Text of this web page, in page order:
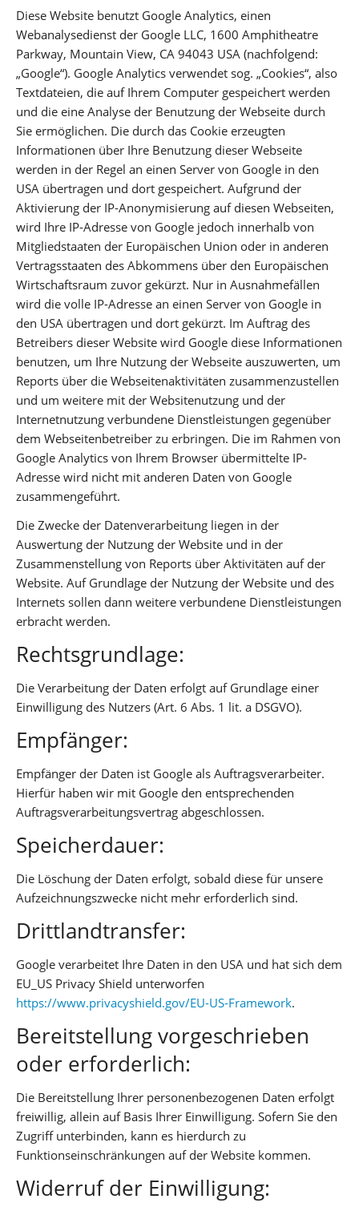
Diese Website benutzt Google Analytics, einen
Webanalysedienst der Google LLC, 1600 Amphitheatre
Parkway, Mountain View, CA 94043 USA (nachfolgend:
„Google“). Google Analytics verwendet sog. „Cookies“, also
Textdateien, die auf Ihrem Computer gespeichert werden
und die eine Analyse der Benutzung der Webseite durch
Sie ermöglichen. Die durch das Cookie erzeugten
Informationen über Ihre Benutzung dieser Webseite
werden in der Regel an einen Server von Google in den
USA übertragen und dort gespeichert. Aufgrund der
Aktivierung der IP-Anonymisierung auf diesen Webseiten,
wird Ihre IP-Adresse von Google jedoch innerhalb von
Mitgliedstaaten der Europäischen Union oder in anderen
Vertragsstaaten des Abkommens über den Europäischen
Wirtschaftsraum zuvor gekürzt. Nur in Ausnahmefällen
wird die volle IP-Adresse an einen Server von Google in
den USA übertragen und dort gekürzt. Im Auftrag des
Betreibers dieser Website wird Google diese Informationen
benutzen, um Ihre Nutzung der Webseite auszuwerten, um
Reports über die Webseitenaktivitäten zusammenzustellen
und um weitere mit der Websitenutzung und der
Internetnutzung verbundene Dienstleistungen gegenüber
dem Webseitenbetreiber zu erbringen. Die im Rahmen von
Google Analytics von Ihrem Browser übermittelte IP-
Adresse wird nicht mit anderen Daten von Google
zusammengeführt.
Die Zwecke der Datenverarbeitung liegen in der
Auswertung der Nutzung der Website und in der
Zusammenstellung von Reports über Aktivitäten auf der
Website. Auf Grundlage der Nutzung der Website und des
Internets sollen dann weitere verbundene Dienstleistungen
erbracht werden.
Rechtsgrundlage:
Die Verarbeitung der Daten erfolgt auf Grundlage einer
Einwilligung des Nutzers (Art. 6 Abs. 1 lit. a DSGVO).
Empfänger:
Empfänger der Daten ist Google als Auftragsverarbeiter.
Hierfür haben wir mit Google den entsprechenden
Auftragsverarbeitungsvertrag abgeschlossen.
Speicherdauer:
Die Löschung der Daten erfolgt, sobald diese für unsere
Aufzeichnungszwecke nicht mehr erforderlich sind.
Drittlandtransfer:
Google verarbeitet Ihre Daten in den USA und hat sich dem
EU_US Privacy Shield unterworfen
https://www.privacyshield.gov/EU-US-Framework.
Bereitstellung vorgeschrieben
oder erforderlich:
Die Bereitstellung Ihrer personenbezogenen Daten erfolgt
freiwillig, allein auf Basis Ihrer Einwilligung. Sofern Sie den
Zugriff unterbinden, kann es hierdurch zu
Funktionseinschränkungen auf der Website kommen.
Widerruf der Einwilligung: